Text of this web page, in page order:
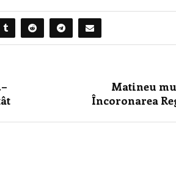
Matineu
Încoronarea